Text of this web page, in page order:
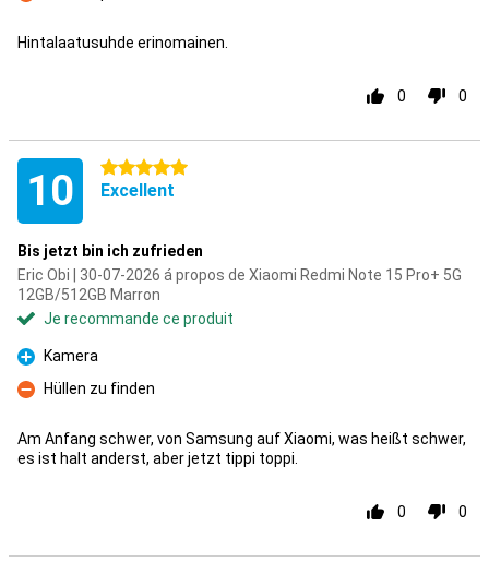
Contre
Hintalaatusuhde erinomainen.
0 0
10 5 étoiles
Excellent
Bis jetzt bin ich zufrieden
Eric Obi | 30-07-2026 á propos de Xiaomi Redmi Note 15 Pro+ 5G
12GB/512GB Marron
Je recommande ce produit
Pour
Kamera
Contre
Hüllen zu finden
Am Anfang schwer, von Samsung auf Xiaomi, was heißt schwer,
es ist halt anderst, aber jetzt tippi toppi.
0 0